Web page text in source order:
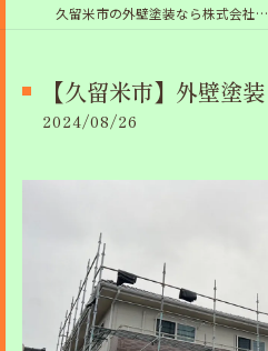
久留米市の外壁塗装なら株式会社リベルタ企画
【久留米市】外壁塗装
2024/08/26